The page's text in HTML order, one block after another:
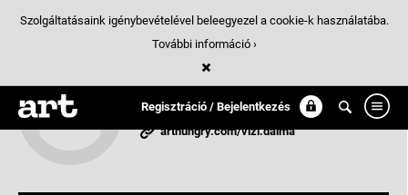
Regisztráció / Bejelentkezés
Vizi Dalma
Miskolc, Magyarország
arthungry.com/vizi.dalma
Szolgáltatásaink igénybevételével beleegyezel a cookie-k használatába.
További információ ›